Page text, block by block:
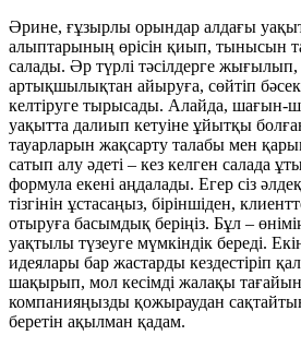
Әрине, ғұзырлы орындар алдағы
алыптарының өрісін қиып, тынысын
салады. Әр түрлі тәсілдерге
артықшылықтан айыруға, сөйтіп
келтіруге тырысады. Алайда, шағын-
уақытта далиып кетуіне ұйытқы
тауарларын жақсарту талабы мен
сатып алу әдеті – кез келген салада
формула екені аңдалады. Егер сіз
тізгінін ұстасаңыз, біріншіден,
отыруға басымдық беріңіз. Бұл –
уақтылы түзеуге мүмкіндік береді.
идеялары бар жастарды кездестіріп
шақырып, мол кесімді жалақы
компанияңызды қожыраудан
беретін ақылман қадам.